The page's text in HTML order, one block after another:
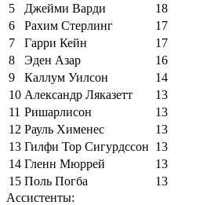
5
Джейми Варди
18
6
Рахим Стерлинг
17
7
Гарри Кейн
17
8
Эден Азар
16
9
Каллум Уилсон
14
10 Александр Ляказетт
13
11 Ришарлисон
13
12 Рауль Хименес
13
13 Гилфи Тор Сигурдссон 13
14 Гленн Мюррей
13
15 Поль Погба
13
Ассистенты: